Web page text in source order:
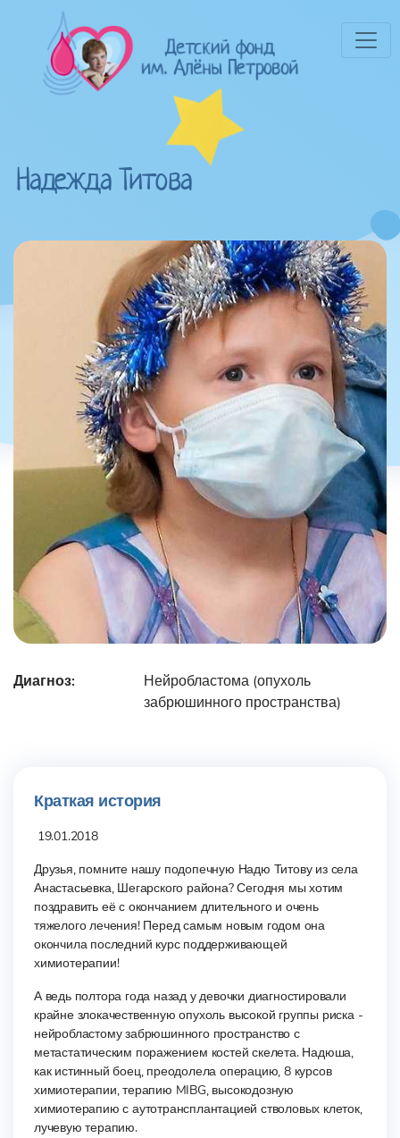
Надежда Титова
Диагноз:
Нейробластома (опухоль
забрюшинного пространства)
Краткая история
19.01.2018
Друзья, помните нашу подопечную Надю Титову из села
Анастасьевка, Шегарского района? Сегодня мы хотим
поздравить её с окончанием длительного и очень
тяжелого лечения! Перед самым новым годом она
окончила последний курс поддерживающей
химиотерапии!
А ведь полтора года назад у девочки диагностировали
крайне злокачественную опухоль высокой группы риска -
нейробластому забрюшинного пространство с
метастатическим поражением костей скелета. Надюша,
как истинный боец, преодолела операцию, 8 курсов
химиотерапии, терапию MIBG, высокодозную
химиотерапию с аутотрансплантацией стволовых клеток,
лучевую терапию.